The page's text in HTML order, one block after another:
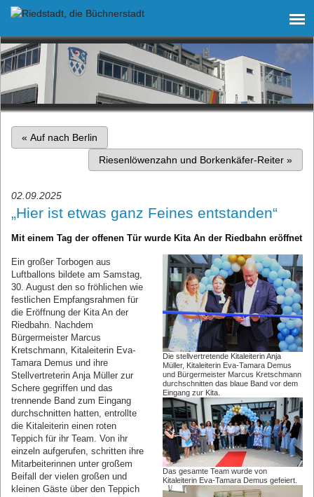
« Auf nach Berlin
»
Riesenlöwenzahn und Borkenkäfer-Reiter
02.09.2025
„Hier ist etwas ganz Feines entstanden“
Mit einem Tag der offenen Tür wurde Kita An der Riedbahn eröffnet
Die stellvertretende Kitaleiterin Anja
Müller, Kitaleiterin Eva-Tamara Demus
und Bürgermeister Marcus Kretschmann
durchschnitten das blaue Band vor dem
Eingang zur Kita.
Das gesamte Team wurde von
Kitaleiterin Eva-Tamara Demus gefeiert.
Ein großer Torbogen aus
Luftballons bildete am Samstag,
30. August den so fröhlichen wie
festlichen Empfangsrahmen für
die Eröffnung der Kita An der
Riedbahn. Nachdem
Bürgermeister Marcus
Kretschmann, Kitaleiterin Eva-
Tamara Demus und ihre
Stellvertreterin Anja Müller zur
Schere gegriffen und das
trennende Band zum Eingang
durchschnitten hatten, entrollte
die Kitaleiterin einen roten
Teppich für ihr Team. Von ihr
einzeln aufgerufen, schritten ihre
Mitarbeiterinnen unter großem
Beifall der vielen großen und
kleinen Gäste über den Teppich